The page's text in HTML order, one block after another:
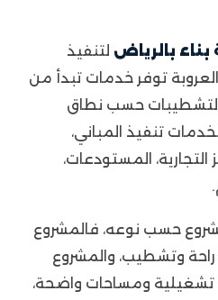
بالرياض لتنفيذ
توفر خدمات تبدأ من
التشطيبات حسب نطاق
تنفيذ المباني،
التجارية، المستودعات،
حسب نوعه، فالمشروع
وتشطيب، والمشروع
تشغيلية ومساحات واضحة،